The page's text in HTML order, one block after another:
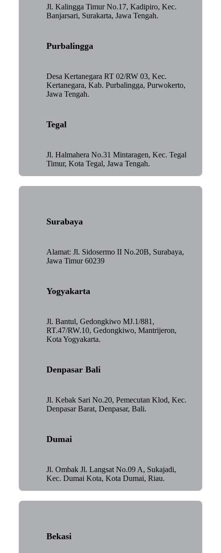
Jl. Kalingga Timur No.17, Kadipiro, Kec.
Banjarsari, Surakarta, Jawa Tengah.
Purbalingga
Desa Kertanegara RT 02/RW 03, Kec.
Kertanegara, Kab. Purbalingga, Purwokerto,
Jawa Tengah.
Tegal
Jl. Halmahera No.31 Mintaragen, Kec. Tegal
Timur, Kota Tegal, Jawa Tengah.
Surabaya
Alamat: Jl. Sidosermo II No.20B, Surabaya,
Jawa Timur 60239
Yogyakarta
Jl. Bantul, Gedongkiwo MJ.1/881,
RT.47/RW.10, Gedongkiwo, Mantrijeron,
Kota Yogyakarta.
Denpasar Bali
Jl. Kebak Sari No.20, Pemecutan Klod, Kec.
Denpasar Barat, Denpasar, Bali.
Dumai
Jl. Ombak Jl. Langsat No.09 A, Sukajadi,
Kec. Dumai Kota, Kota Dumai, Riau.
Bekasi